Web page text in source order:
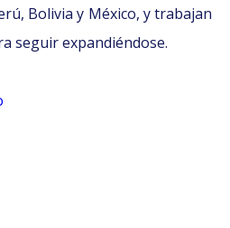
Bolivia y México, y trabajan
seguir expandiéndose.